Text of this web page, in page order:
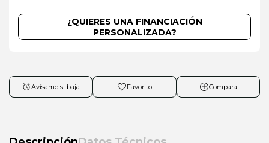
¿QUIERES UNA FINANCIACIÓN
PERSONALIZADA?
Avísame si baja Favorito Compara